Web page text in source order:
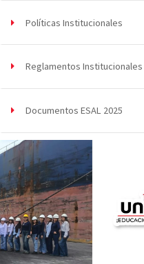
Políticas Institucionales
Reglamentos Institucionales
Documentos ESAL 2025